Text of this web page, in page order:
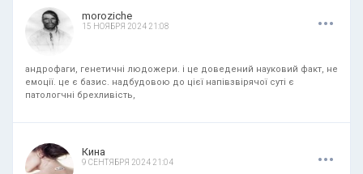
moroziche
15 НОЯБРЯ 2024 21:08 ...
андрофаги, генетичні людожери. і це доведений науковий факт, не
емоції. це є базис. надбудовою до цієї напівзвірячої суті є
патологчні брехливість,
Кина
9 СЕНТЯБРЯ 2024 21:04 ...